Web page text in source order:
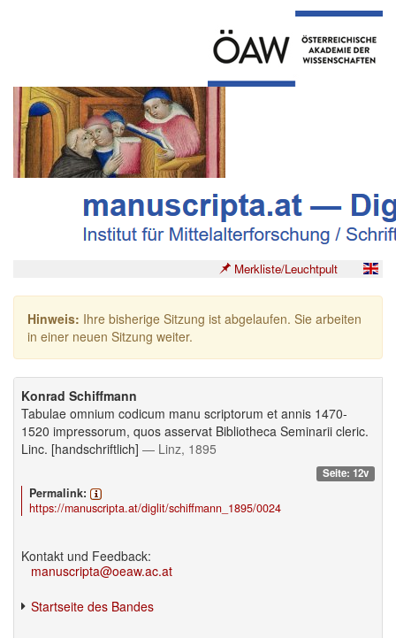
Merkliste/Leuchtpult
Hinweis: Ihre bisherige Sitzung ist abgelaufen. Sie arbeiten
in einer neuen Sitzung weiter.
Konrad Schiffmann
Tabulae omnium codicum manu scriptorum et annis 1470-
1520 impressorum, quos asservat Bibliotheca Seminarii cleric.
Linc. [handschriftlich] — Linz, 1895
Seite: 12v
Permalink:
https://manuscripta.at/diglit/schiffmann_1895/0024
Kontakt und Feedback:
manuscripta@oeaw.ac.at
Startseite des Bandes